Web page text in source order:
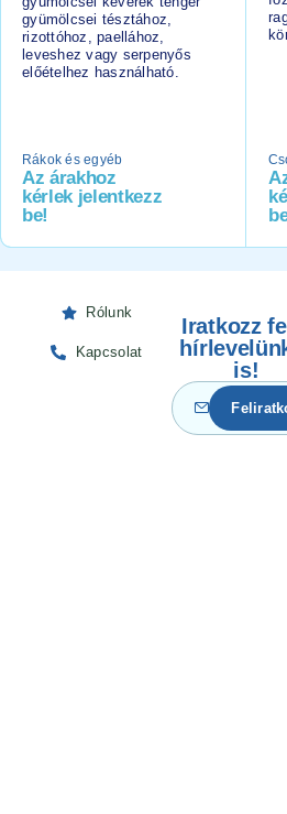
gyümölcsei tésztához,
rizottóhoz, paellához,
leveshez vagy serpenyős
előételhez használható.
Rákok és egyéb
Az árakhoz
kérlek jelentkezz
be!
Rólunk
Kapcsolat
Iratkozz
is!